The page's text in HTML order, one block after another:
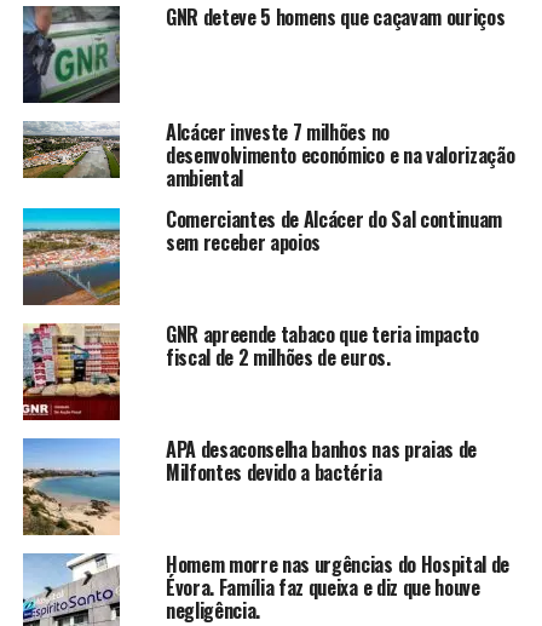
GNR deteve 5 homens que caçavam ouriços
Alcácer investe 7 milhões no
desenvolvimento económico e na valorização
ambiental
Comerciantes de Alcácer do Sal continuam
sem receber apoios
GNR apreende tabaco que teria impacto
fiscal de 2 milhões de euros.
APA desaconselha banhos nas praias de
Milfontes devido a bactéria
Homem morre nas urgências do Hospital de
Évora. Família faz queixa e diz que houve
negligência.